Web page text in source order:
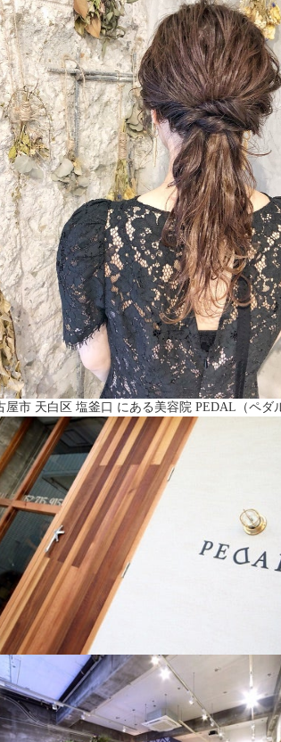
屋市 天白区 塩釜口 にある美容院 PEDAL（ペダ